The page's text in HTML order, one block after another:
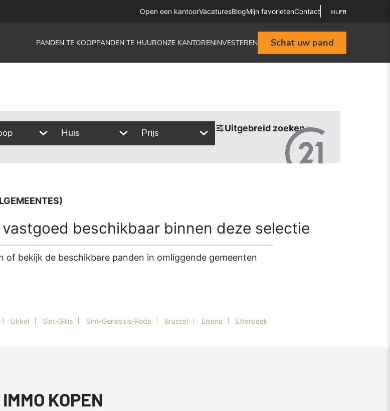
Open een kantoorVacaturesBlogMijn favorietenContact NLFR
PANDEN TE KOOPPANDEN TE HUURONZE KANTORENINVESTEREN Schat uw pand
Huis Prijs Uitgebreid zoeken
beschikbaar binnen deze selectie
of bekijk de beschikbare panden in omliggende gemeenten
Ukkel Sint-Gillis Sint-Genesius-Rode Brussel Elsene Etterbeek
KOPEN